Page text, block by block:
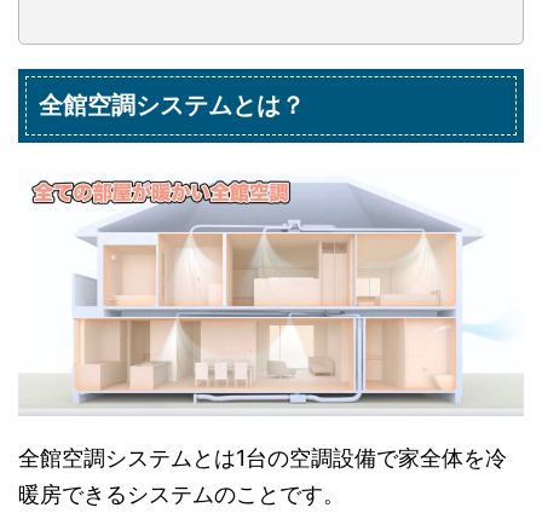
全館空調システムとは？
全館空調システムとは1台の空調設備で家全体を冷
暖房できるシステムのことです。